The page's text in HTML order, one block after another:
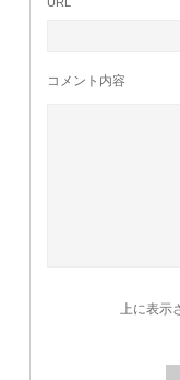
コメント内容
上に表示